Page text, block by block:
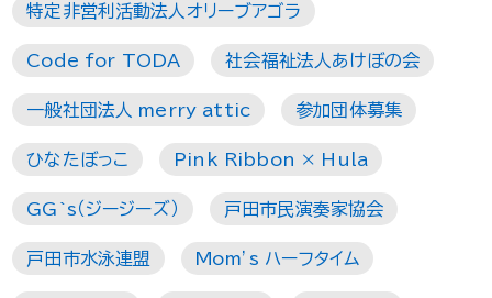
特定非営利活動法人オリーブアゴラ
Code for TODA 社会福祉法人あけぼの会
一般社団法人 merry attic 参加団体募集
ひなたぼっこ Pink Ribbon × Hula
GG`s（ジージーズ） 戸田市民演奏家協会
戸田市水泳連盟 Mom’s ハーフタイム